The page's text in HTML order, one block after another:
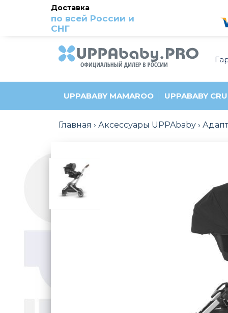
Доставка
по всей России и
СНГ
UPPABABY MAMAROO UPPABABY
Главная Аксессуары UPPAbaby